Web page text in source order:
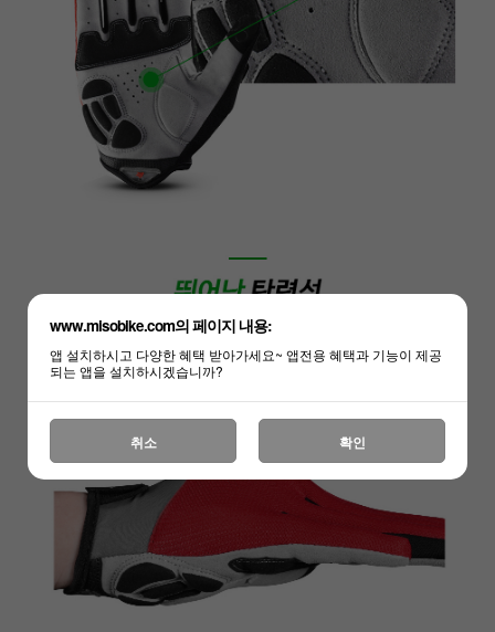
www.misobike.com의 페이지 내용:
앱 설치하시고 다양한 혜택 받아가세요~ 앱전용 혜택과 기능이 제공
되는 앱을 설치하시겠습니까?
취소 확인